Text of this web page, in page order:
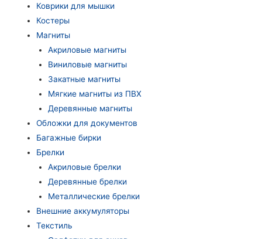
Коврики для мышки
Костеры
Магниты
Акриловые магниты
Виниловые магниты
Закатные магниты
Мягкие магниты из ПВХ
Деревянные магниты
Обложки для документов
Багажные бирки
Брелки
Акриловые брелки
Деревянные брелки
Металлические брелки
Внешние аккумуляторы
Текстиль